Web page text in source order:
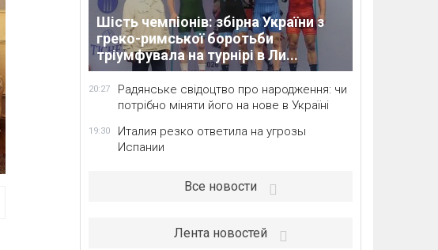
Шість чемпіонів: збірна України з
греко-римської боротьби
тріумфувала на турнірі в Ли...
20:27
Радянське свідоцтво про народження: чи
потрібно міняти його на нове в Україні
19:30
Италия резко ответила на угрозы
Испании
Все новости
Лента новостей